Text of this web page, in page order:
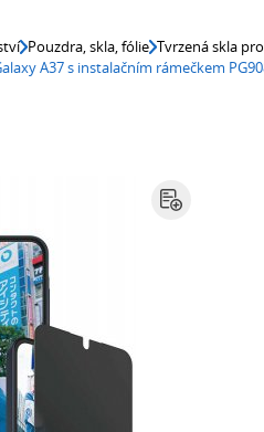
Pouzdra, skla, fólie Tvrzená skla
A37 s instalačním rámečkem